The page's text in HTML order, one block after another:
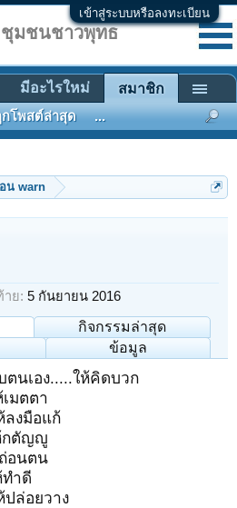
เข้าสู่ระบบหรือลงทะเบียน
น warn
าย: 5 กันยายน 2016
กิจกรรมล่าสุด
ข้อมูล
ตนเอง.....ให้คิดบวก
มตตา
ลงมือแก้
กตัญญู
อนตน
ำดี
ปล่อยวาง
ชุมชนชาวพุทธ
มีอะไรใหม่ สมาชิก
โพสต์ล่าสุด ...